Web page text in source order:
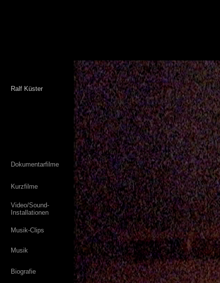
Ralf Küster
Dokumentarfilme
Kurzfilme
Video/Sound-
Installationen
Musik-Clips
Musik
Biografie